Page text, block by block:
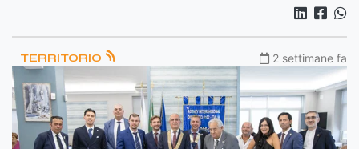
TERRITORIO 2 settimane fa